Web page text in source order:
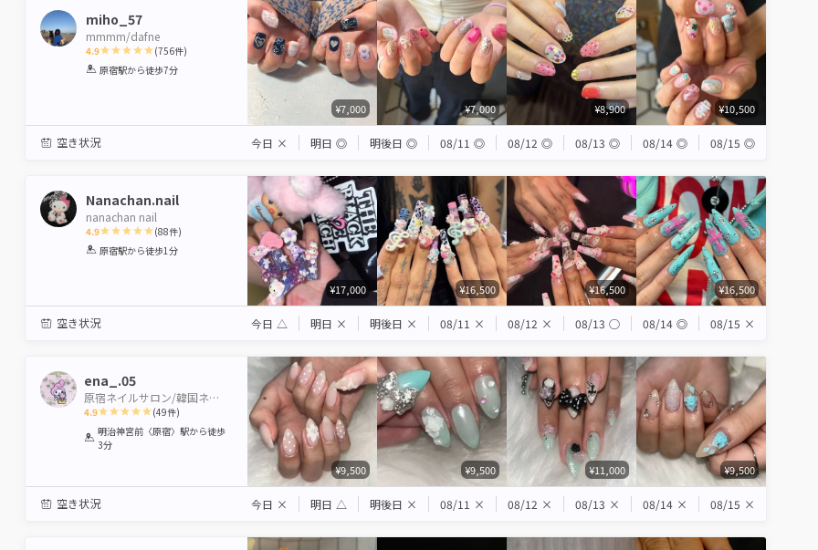
miho_57
mmmm/dafne
4.9
1 2 3 4 5
(756件)
原宿駅から徒歩7分
¥7,000 ¥7,000 ¥8,900 ¥10,500
空き状況 今日 × 明日 ◎ 明後日 ◎ 08/11 ◎ 08/12 ◎ 08/13 ◎ 08/14 ◎ 08/15 ◎
Nanachan.nail
nanachan nail
4.9
1 2 3 4 5
(88件)
原宿駅から徒歩1分
¥17,000 ¥16,500 ¥16,500 ¥16,500
空き状況 今日 △ 明日 × 明後日 × 08/11 × 08/12 × 08/13 ◯ 08/14 ◎ 08/15 ×
ena_.05
原宿ネイルサロン/韓国ネイル/海外ネイル/個性派ネイル
4.9
1
Star
2
Stars
3 4 5
(49件)
明治神宮前〈原宿〉駅から徒歩
3分
¥9,500 ¥9,500 ¥11,000 ¥9,500
空き状況 今日 × 明日 △ 明後日 × 08/11 × 08/12 × 08/13 × 08/14 × 08/15 ×